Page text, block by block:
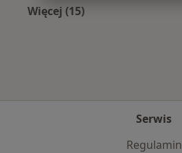
Więcej (15)
Serwis
Regulamin